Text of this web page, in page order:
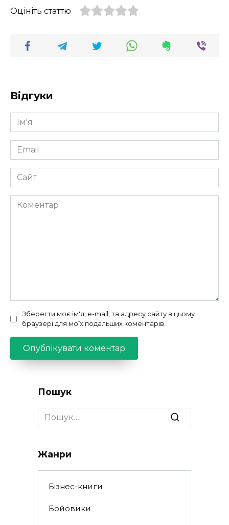
Оцініть статтю
Відгуки
Ім'я
*
Email
*
Сайт
Коментар
Зберегти моє ім'я, e-mail, та адресу сайту в цьому
браузері для моїх подальших коментарів.
Пошук
Search
for:
Жанри
Бізнес-книги
Бойовики